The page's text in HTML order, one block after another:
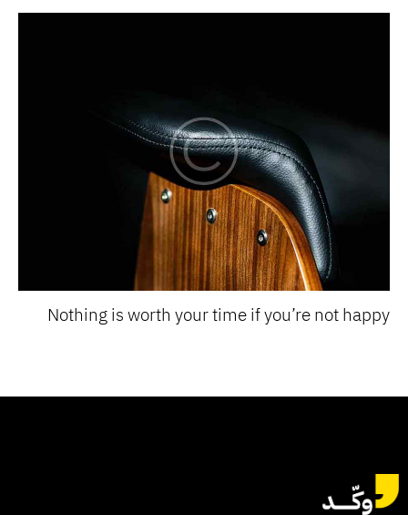
Nothing is worth your time if you’re not happy